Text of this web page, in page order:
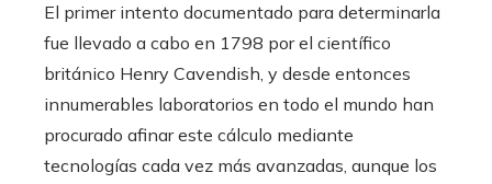
El primer intento documentado para determinarla
fue llevado a cabo en 1798 por el científico
británico Henry Cavendish, y desde entonces
innumerables laboratorios en todo el mundo han
procurado afinar este cálculo mediante
tecnologías cada vez más avanzadas, aunque los